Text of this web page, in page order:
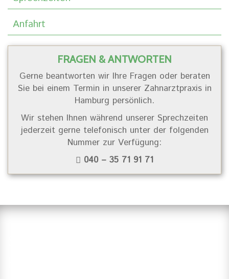
Anfahrt
FRAGEN & ANTWORTEN
Gerne beantworten wir Ihre Fragen oder beraten
Sie bei einem Termin in unserer Zahnarztpraxis in
Hamburg persönlich.
Wir stehen Ihnen während unserer Sprechzeiten
jederzeit gerne telefonisch unter der folgenden
Nummer zur Verfügung:
040 – 35 71 91 71